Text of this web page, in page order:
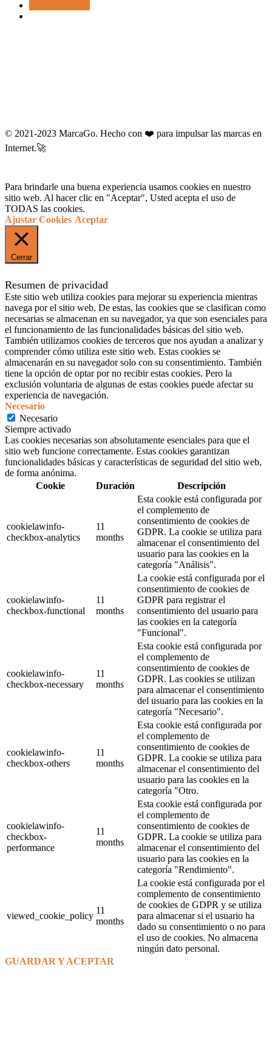
© 2021-2023 MarcaGo. Hecho con ❤️ para impulsar las marcas en
Internet.🚀
Para brindarle una buena experiencia usamos cookies en nuestro
sitio web. Al hacer clic en "Aceptar", Usted acepta el uso de
TODAS las cookies.
Ajustar Cookies Aceptar
Cerrar
Resumen de privacidad
Este sitio web utiliza cookies para mejorar su experiencia mientras
navega por el sitio web. De estas, las cookies que se clasifican como
necesarias se almacenan en su navegador, ya que son esenciales para
el funcionamiento de las funcionalidades básicas del sitio web.
También utilizamos cookies de terceros que nos ayudan a analizar y
comprender cómo utiliza este sitio web. Estas cookies se
almacenarán en su navegador solo con su consentimiento. También
tiene la opción de optar por no recibir estas cookies. Pero la
exclusión voluntaria de algunas de estas cookies puede afectar su
experiencia de navegación.
Necesario
Necesario
Siempre activado
Las cookies necesarias son absolutamente esenciales para que el
sitio web funcione correctamente. Estas cookies garantizan
funcionalidades básicas y características de seguridad del sitio web,
de forma anónima.
Cookie
Duración Descripción
cookielawinfo-
checkbox-analytics
11
months
Esta cookie está configurada por
el complemento de
consentimiento de cookies de
GDPR. La cookie se utiliza para
almacenar el consentimiento del
usuario para las cookies en la
categoría "Análisis".
cookielawinfo-
checkbox-functional
11
months
La cookie está configurada por el
consentimiento de cookies de
GDPR para registrar el
consentimiento del usuario para
las cookies en la categoría
"Funcional".
cookielawinfo-
checkbox-necessary
11
months
Esta cookie está configurada por
el complemento de
consentimiento de cookies de
GDPR. Las cookies se utilizan
para almacenar el consentimiento
del usuario para las cookies en la
categoría "Necesario".
cookielawinfo-
checkbox-others
11
months
Esta cookie está configurada por
el complemento de
consentimiento de cookies de
GDPR. La cookie se utiliza para
almacenar el consentimiento del
usuario para las cookies en la
categoría "Otro.
cookielawinfo-
checkbox-
performance
11
months
Esta cookie está configurada por
el complemento de
consentimiento de cookies de
GDPR. La cookie se utiliza para
almacenar el consentimiento del
usuario para las cookies en la
categoría "Rendimiento".
viewed_cookie_policy
11
months
La cookie está configurada por el
complemento de consentimiento
de cookies de GDPR y se utiliza
para almacenar si el usuario ha
dado su consentimiento o no para
el uso de cookies. No almacena
ningún dato personal.
GUARDAR Y ACEPTAR